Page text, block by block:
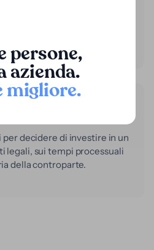
persone,
azienda.
migliore.
decidere di investire in un
legali, sui tempi processuali
della controparte.